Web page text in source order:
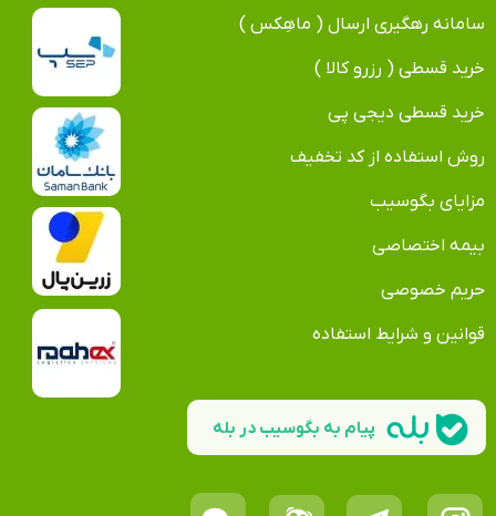
سامانه رهگیری ارسال ( ماهِکس )
خرید قسطی ( رزرو کالا )
خرید قسطی دیجی پی
روش استفاده از کد تخفیف
مزایای بگوسیب
بیمه اختصاصی
حریم خصوصی
قوانین و شرایط استفاده
پیام به بگوسیب در بله